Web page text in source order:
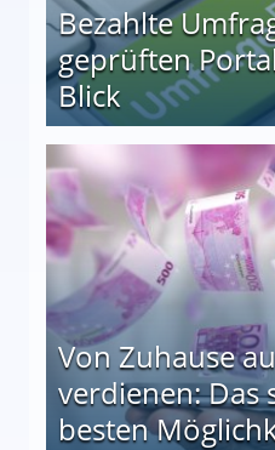
Bezahlte
geprüften
Blick
auf einen Blick
Von Zuhause
verdienen: Das
besten